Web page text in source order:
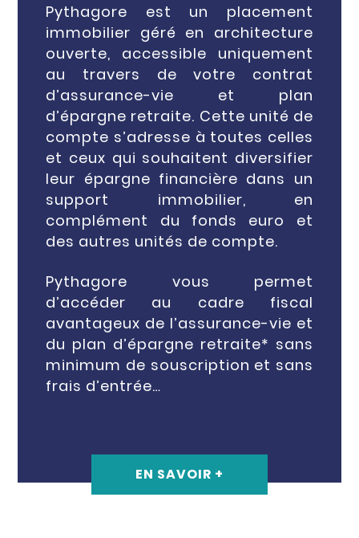
Pythagore est un placement
immobilier géré en architecture
ouverte, accessible uniquement
au travers de votre contrat
d’assurance-vie et plan
d’épargne retraite. Cette unité de
compte s’adresse à toutes celles
et ceux qui souhaitent diversifier
leur épargne financière dans un
support immobilier, en
complément du fonds euro et
des autres unités de compte.
Pythagore vous permet
d’accéder au cadre fiscal
avantageux de l’assurance-vie et
du plan d’épargne retraite* sans
minimum de souscription et sans
frais d’entrée…
EN SAVOIR +